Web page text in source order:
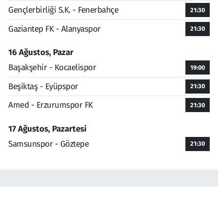
Gençlerbirliği S.K. - Fenerbahçe 21:30
Gaziantep FK - Alanyaspor 21:30
16 Ağustos, Pazar
Başakşehir - Kocaelispor
19:00
Beşiktaş - Eyüpspor 21:30
Amed - Erzurumspor FK 21:30
17 Ağustos, Pazartesi
Samsunspor - Göztepe
21:30